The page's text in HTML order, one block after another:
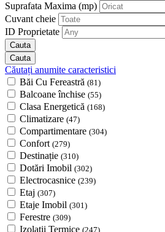
Suprafata Maxima (mp)
Cuvant cheie
ID Proprietate
Căutați anumite caracteristici
Băi Cu Fereastră (81)
Balcoane închise (55)
Clasa Energetică (168)
Climatizare (47)
Compartimentare (304)
Confort (279)
Destinație (310)
Dotări Imobil (302)
Electrocasnice (239)
Etaj (307)
Etaje Imobil (301)
Ferestre (309)
Izolații Termice (247)